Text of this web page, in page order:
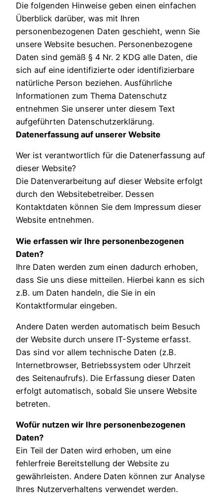
Die folgenden Hinweise geben einen einfachen
Überblick darüber, was mit Ihren
personenbezogenen Daten geschieht, wenn Sie
unsere Website besuchen. Personenbezogene
Daten sind gemäß § 4 Nr. 2 KDG alle Daten, die
sich auf eine identifizierte oder identifizierbare
natürliche Person beziehen. Ausführliche
Informationen zum Thema Datenschutz
entnehmen Sie unserer unter diesem Text
aufgeführten Datenschutzerklärung.
Datenerfassung auf unserer Website
Wer ist verantwortlich für die Datenerfassung auf
dieser Website?
Die Datenverarbeitung auf dieser Website erfolgt
durch den Websitebetreiber. Dessen
Kontaktdaten können Sie dem Impressum dieser
Website entnehmen.
Wie erfassen wir Ihre personenbezogenen
Daten?
Ihre Daten werden zum einen dadurch erhoben,
dass Sie uns diese mitteilen. Hierbei kann es sich
z.B. um Daten handeln, die Sie in ein
Kontaktformular eingeben.
Andere Daten werden automatisch beim Besuch
der Website durch unsere IT-Systeme erfasst.
Das sind vor allem technische Daten (z.B.
Internetbrowser, Betriebssystem oder Uhrzeit
des Seitenaufrufs). Die Erfassung dieser Daten
erfolgt automatisch, sobald Sie unsere Website
betreten.
Wofür nutzen wir Ihre personenbezogenen
Daten?
Ein Teil der Daten wird erhoben, um eine
fehlerfreie Bereitstellung der Website zu
gewährleisten. Andere Daten können zur Analyse
Ihres Nutzerverhaltens verwendet werden.